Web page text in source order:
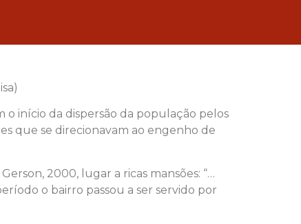
início da dispersão da população pelos
que se direcionavam ao engenho de
2000, lugar a ricas mansões: “…
o bairro passou a ser servido por